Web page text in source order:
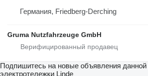
Германия, Friedberg-Derching
Gruma Nutzfahrzeuge GmbH
Подпишитесь на новые объявления данной
электротележки Linde